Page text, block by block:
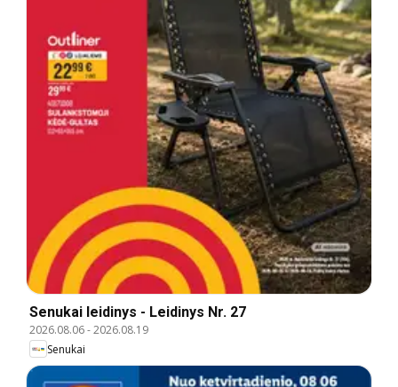
Senukai leidinys - Leidinys Nr. 27
2026.08.06-2026.08.19
Senukai